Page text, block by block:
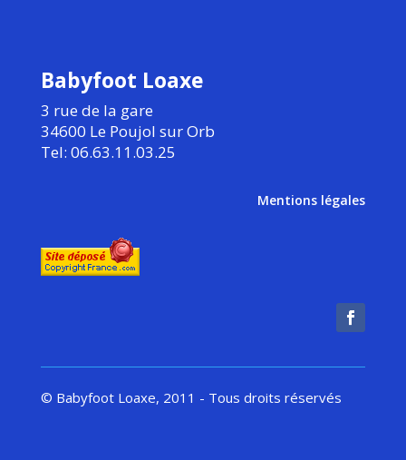
Babyfoot Loaxe
3 rue de la gare
34600 Le Poujol sur Orb
Tel: 06.63.11.03.25
Mentions légales
© Babyfoot Loaxe, 2011 - Tous droits réservés